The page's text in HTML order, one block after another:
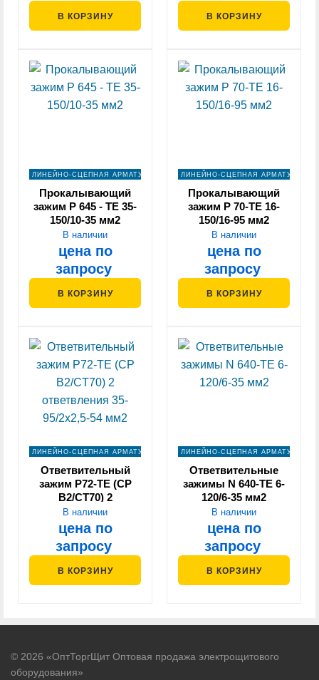
В КОРЗИНУ В КОРЗИНУ
ЛИНЕЙНО-СЦЕПНАЯ АРМАТУРА
Прокалывающий
зажим Р 645 - ТЕ 35-
150/10-35 мм2
В наличии
цена по
запросу
В КОРЗИНУ
ЛИНЕЙНО-СЦЕПНАЯ АРМАТУРА
Прокалывающий
зажим P 70-TE 16-
150/16-95 мм2
В наличии
цена по
запросу
В КОРЗИНУ
ЛИНЕЙНО-СЦЕПНАЯ АРМАТУРА
Ответвительный
зажим P72-TE (CP
B2/CT70) 2
ответвления 35-
95/2х2,5-54 мм2
В наличии
цена по
запросу
В КОРЗИНУ
ЛИНЕЙНО-СЦЕПНАЯ АРМАТУРА
Ответвительные
зажимы N 640-ТЕ 6-
120/6-35 мм2
В наличии
цена по
запросу
В КОРЗИНУ
© 2026 «ОптТоргЩит Оптовая продажа электрощитового
оборудования»